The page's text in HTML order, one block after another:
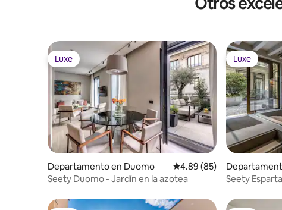
Luxe
Luxe
Departamento en Duomo Calificación promedio:
4.89 (85)
Seety Duomo - Jardín en la azotea
Luxe
Luxe
Seety